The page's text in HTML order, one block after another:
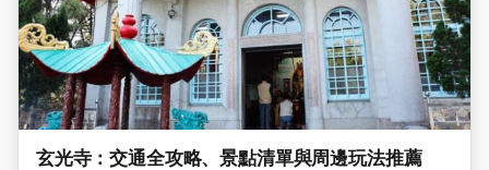
玄光寺：交通全攻略、景點清單與周邊玩法推薦